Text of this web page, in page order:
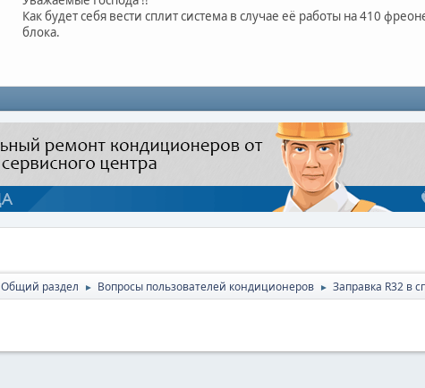
Как будет себя вести сплит система в случае её работы на 410
блока.
Общий раздел ► Вопросы пользователей кондиционеров ► Заправка R32 в